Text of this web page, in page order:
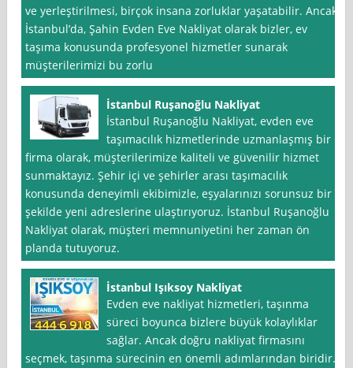
ve yerleştirilmesi, birçok insana zorluklar yaşatabilir. Ancak
İstanbul’da, Şahin Evden Eve Nakliyat olarak bizler, ev
taşıma konusunda profesyonel hizmetler sunarak
müşterilerimizi bu zorlu
İstanbul Ruşanoğlu Nakliyat
İstanbul Ruşanoğlu Nakliyat, evden eve
taşımacılık hizmetlerinde uzmanlaşmış bir
firma olarak, müşterilerimize kaliteli ve güvenilir hizmet
sunmaktayız. Şehir içi ve şehirler arası taşımacılık
konusunda deneyimli ekibimizle, eşyalarınızı sorunsuz bir
şekilde yeni adreslerine ulaştırıyoruz. İstanbul Ruşanoğlu
Nakliyat olarak, müşteri memnuniyetini her zaman ön
planda tutuyoruz.
İstanbul Işıksoy Nakliyat
Evden eve nakliyat hizmetleri, taşınma
süreci boyunca bizlere büyük kolaylıklar
sağlar. Ancak doğru nakliyat firmasını
seçmek, taşınma sürecinin en önemli adımlarından biridir.